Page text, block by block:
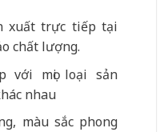
xuất trực tiếp tại
chất lượng.
với mọi loại sản
nhau
màu sắc phong